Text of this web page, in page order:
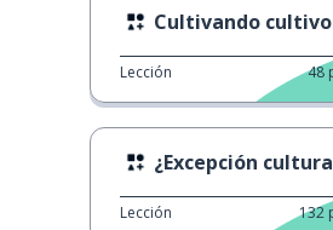
Cultivando
Lección 48
¿Excepción cultural
Lección 132